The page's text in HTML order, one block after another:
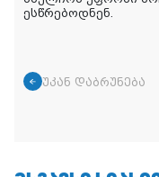
ესწრებოდნენ.
უკან დაბრუნება